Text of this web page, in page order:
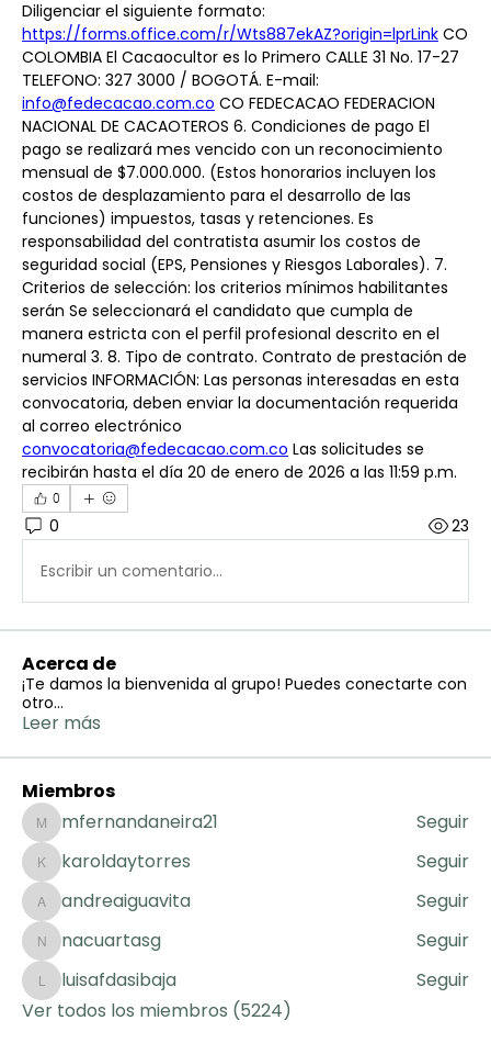
https://forms.office.com/r/Wts887ekAZ?origin=lprLink CO
COLOMBIA El Cacaocultor es lo Primero CALLE 31 No. 17-27
info@fedecacao.com.co CO FEDECACAO FEDERACION
NACIONAL DE CACAOTEROS 6. Condiciones de pago El
pago se realizará mes vencido con un reconocimiento
mensual de $7.000.000. (Estos honorarios incluyen los
costos de desplazamiento para el desarrollo de las
funciones) impuestos, tasas y retenciones. Es
responsabilidad del contratista asumir los costos de
seguridad social (EPS, Pensiones y Riesgos Laborales). 7.
Criterios de selección: los criterios mínimos habilitantes
serán Se seleccionará el candidato que cumpla de
manera estricta con el perfil profesional descrito en el
numeral 3. 8. Tipo de contrato. Contrato de prestación de
servicios INFORMACIÓN: Las personas interesadas en esta
convocatoria, deben enviar la documentación requerida
convocatoria@fedecacao.com.co Las solicitudes se
recibirán hasta el día 20 de enero de 2026 a las 11:59 p.m.
0
0 23
Escribir un comentario...
Acerca de
¡Te damos la bienvenida al grupo! Puedes conectarte con
otro...
Leer más
Miembros
mfernandaneira21
mfernandaneira21 Seguir
karoldaytorres
karoldaytorres Seguir
andreaiguavita
andreaiguavita Seguir
nacuartasg
nacuartasg Seguir
luisafdasibaja
luisafdasibaja
Seguir
Ver todos los miembros (5224)